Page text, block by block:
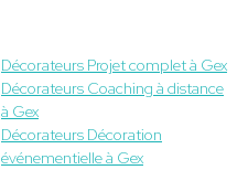
Décorateurs Projet complet à Gex
Décorateurs Coaching à distance
à Gex
Décorateurs Décoration
événementielle à Gex